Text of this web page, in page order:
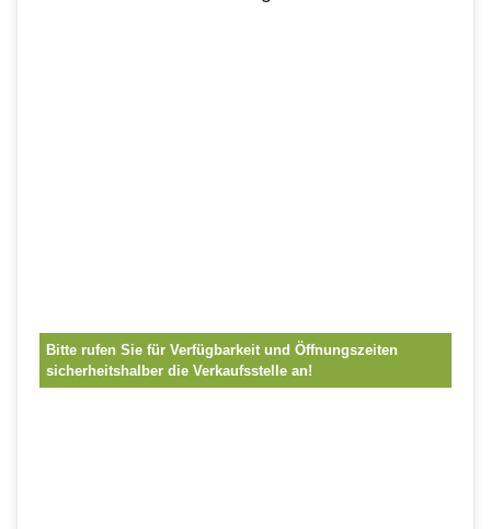
Bitte rufen Sie für Verfügbarkeit und Öffnungszeiten
sicherheitshalber die Verkaufsstelle an!